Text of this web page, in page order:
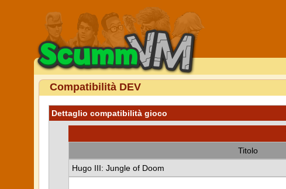
Compatibilità DEV
Dettaglio compatibilità gioco
Titolo
Hugo III: Jungle of Doom